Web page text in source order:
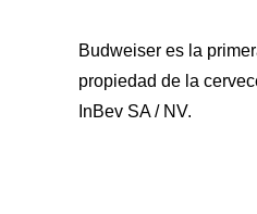
Budweiser es la
propiedad de la
InBev SA / NV.